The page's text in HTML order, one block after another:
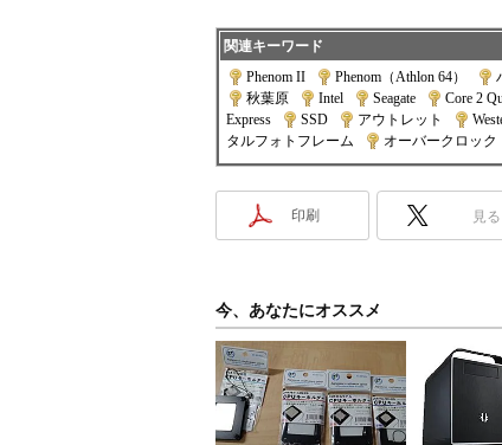
関連キーワード
Phenom II
Phenom（Athlon 64）
秋葉原
Intel Seagate Core 2
Express
SSD アウトレット
タルフォトフレーム
オーバークロック
印刷 見る
今、あなたにオススメ